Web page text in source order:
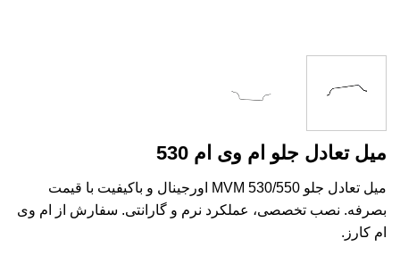
میل تعادل جلو ام وی ام 530
میل تعادل جلو MVM 530/550 اورجینال و باکیفیت با قیمت
بصرفه. نصب تخصصی، عملکرد نرم و گارانتی. سفارش از ام وی
ام کارز.